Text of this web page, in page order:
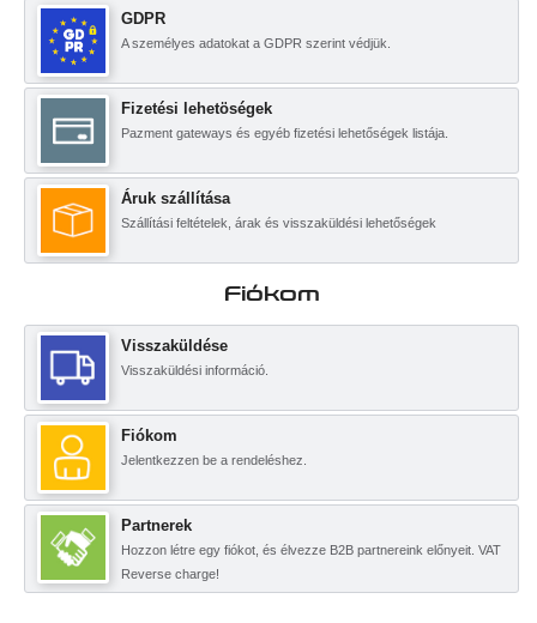
GDPR
A személyes adatokat a GDPR szerint védjük.
Fizetési lehetöségek
Pazment gateways és egyéb fizetési lehetőségek listája.
Áruk szállítása
Szállítási feltételek, árak és visszaküldési lehetőségek
Fiókom
Visszaküldése
Visszaküldési információ.
Fiókom
Jelentkezzen be a rendeléshez.
Partnerek
Hozzon létre egy fiókot, és élvezze B2B partnereink előnyeit. VAT
Reverse charge!